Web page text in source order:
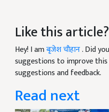
Like this article?
Hey! I amबृजेश चौहान. Did
suggestions to improve
suggestions and feedback.
Read next